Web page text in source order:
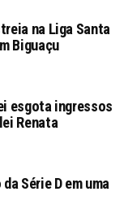
na Liga Santa
Biguaçu
esgota ingressos
Renata
Série D em uma